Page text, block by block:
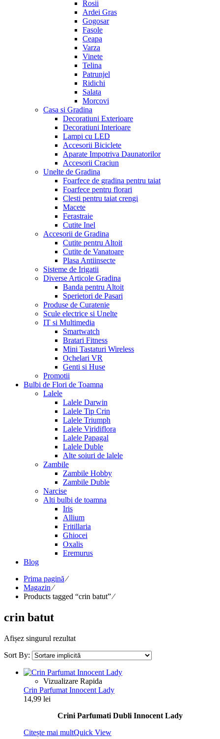
Rosii
Ardei Gras
Gogosar
Fasole
Ceapa
Varza
Vinete
Telina
Patrunjel
Ridichi
Salata
Morcovi
Casa si Gradina
Decoratiuni Exterioare
Decoratiuni Interioare
Lampi cu LED
Accesorii Biciclete
Aparate Impotriva Daunatorilor
Accesorii Craciun
Unelte de Gradina
Foarfece de gradina pentru taiat
Foarfece pentru florari
Clesti pentru taiat crengi
Macete
Ferastraie
Cutite Inel
Accesorii de Gradina
Cutite pentru Altoit
Cutite de Vanatoare
Plasa Antiinsecte
Sisteme de Irigatii
Diverse Articole Gradina
Banda pentru Altoit
Sperietori de Pasari
Produse de Curatenie
Scule electrice si Unelte
IT si Multimedia
Smartwatch
Bratari Fitness
Mini Tastaturi Wireless
Ochelari VR
Genti si Huse
Promotii
Bulbi de Flori de Toamna
Lalele
Lalele Darwin
Lalele Tip Crin
Lalele Triumph
Lalele Viridiflora
Lalele Papagal
Lalele Duble
Alte soiuri de lalele
Zambile
Zambile Hobby
Zambile Duble
Narcise
Alti bulbi de toamna
Iris
Allium
Fritillaria
Ghiocei
Oxalis
Eremurus
Blog
Prima pagină⁄
Magazin ⁄
Products tagged “crin batut”⁄
crin batut
Afișez singurul rezultat
Sort By:
Vizualizare Rapida
Crin Parfumat Innocent Lady
14,99 lei
Crini Parfumati Dubli Innocent Lady
Citește mai multQuick View